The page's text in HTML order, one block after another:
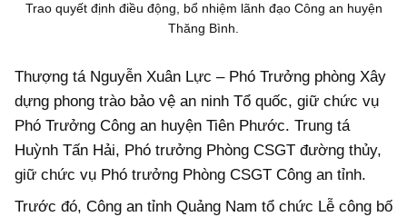
Trao quyết định điều động, bổ nhiệm lãnh đạo Công an huyện
Thăng Bình.
Thượng tá Nguyễn Xuân Lực – Phó Trưởng phòng Xây
dựng phong trào bảo vệ an ninh Tổ quốc, giữ chức vụ
Phó Trưởng Công an huyện Tiên Phước. Trung tá
Huỳnh Tấn Hải, Phó trưởng Phòng CSGT đường thủy,
giữ chức vụ Phó trưởng Phòng CSGT Công an tỉnh.
Trước đó, Công an tỉnh Quảng Nam tổ chức Lễ công bố